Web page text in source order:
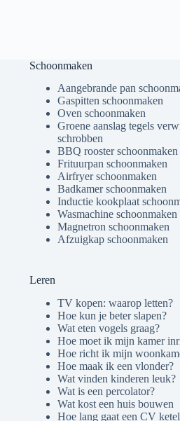
Schoonmaken
Aangebrande pan
Gaspitten schoonmaken
Oven schoonmaken
Groene aanslag tegels
schrobben
BBQ rooster schoonmaken
Frituurpan schoonmaken
Airfryer schoonmaken
Badkamer schoonmaken
Inductie kookplaat
Wasmachine schoonmaken
Magnetron schoonmaken
Afzuigkap schoonmaken
Leren
TV kopen: waarop letten?
Hoe kun je beter slapen?
Wat eten vogels graag?
Hoe moet ik mijn kamer
Hoe richt ik mijn
Hoe maak ik een vlonder?
Wat vinden kinderen leuk?
Wat is een percolator?
Wat kost een huis bouwen
Hoe lang gaat een CV